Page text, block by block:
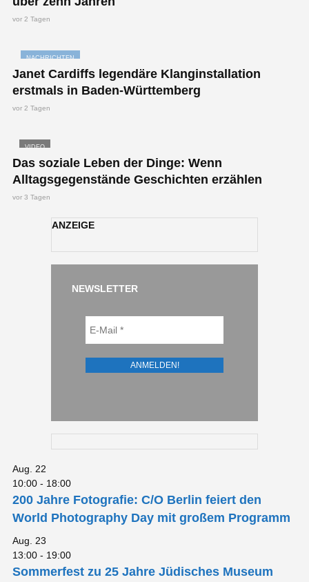
vor 2 Tagen
NACHRICHTEN
Janet Cardiffs legendäre Klanginstallation
erstmals in Baden-Württemberg
vor 2 Tagen
VIDEO
Das soziale Leben der Dinge: Wenn
Alltagsgegenstände Geschichten erzählen
vor 3 Tagen
ANZEIGE
NEWSLETTER
Aug. 22
10:00 - 18:00
200 Jahre Fotografie: C/O Berlin feiert den
World Photography Day mit großem Programm
Aug. 23
13:00 - 19:00
Sommerfest zu 25 Jahre Jüdisches Museum